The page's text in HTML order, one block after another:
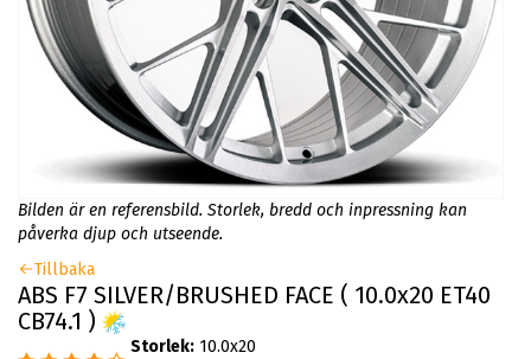
Bilden är en referensbild. Storlek, bredd och inpressning kan
påverka djup och utseende.
Tillbaka
ABS F7 SILVER/BRUSHED FACE ( 10.0x20 ET40
CB74.1 )
Storlek: 10.0x20